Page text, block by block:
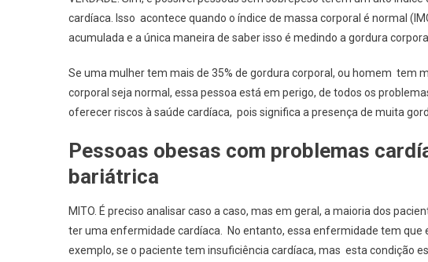
cardíaca. Isso acontece quando o índice de massa corporal é normal
acumulada e a única maneira de saber isso é medindo a gordura corporal.
Se uma mulher tem mais de 35% de gordura corporal, ou homem tem
corporal seja normal, essa pessoa está em perigo, de todos os
oferecer riscos à saúde cardíaca, pois significa a presença de muita
Pessoas obesas com problemas
bariátrica
MITO. É preciso analisar caso a caso, mas em geral, a maioria dos
ter uma enfermidade cardíaca. No entanto, essa enfermidade tem que
exemplo, se o paciente tem insuficiência cardíaca, mas esta condição